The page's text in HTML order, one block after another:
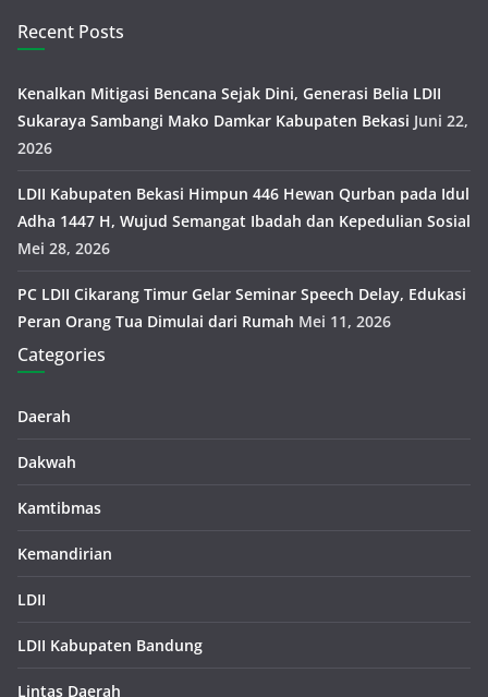
Recent Posts
Kenalkan Mitigasi Bencana Sejak Dini, Generasi Belia LDII
Sukaraya Sambangi Mako Damkar Kabupaten Bekasi Juni 22,
2026
LDII Kabupaten Bekasi Himpun 446 Hewan Qurban pada Idul
Adha 1447 H, Wujud Semangat Ibadah dan Kepedulian Sosial
Mei 28, 2026
PC LDII Cikarang Timur Gelar Seminar Speech Delay, Edukasi
Peran Orang Tua Dimulai dari Rumah Mei 11, 2026
Categories
Daerah
Dakwah
Kamtibmas
Kemandirian
LDII
LDII Kabupaten Bandung
Lintas Daerah